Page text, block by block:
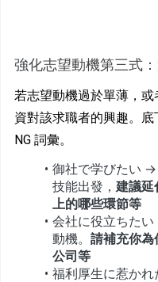
強化志望動機第三式
若志望動機過於單薄，
資對該求職者的興趣。
NG 詞彙。
御社で学びたい
技能出發， 建議延
上的哪些環節等
会社に役立ちた
動機。 請補充你為
公司等
福利厚生に惹か